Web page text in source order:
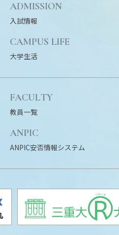
ADMISSION
入試情報
CAMPUS LIFE
大学生活
FACULTY
教員一覧
ANPIC
ANPIC安否情報システム